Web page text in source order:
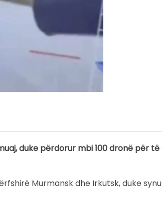
duke përdorur mbi 100 dronë për
Murmansk dhe Irkutsk, duke